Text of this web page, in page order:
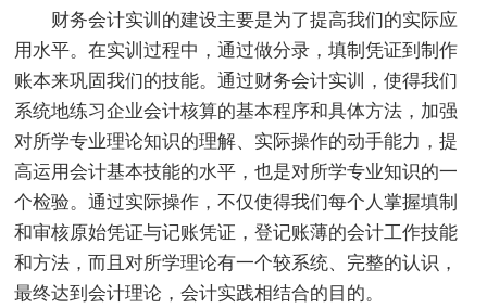
财务会计实训的建设主要是为了提高我们的实际应
用水平。在实训过程中，通过做分录，填制凭证到制作
账本来巩固我们的技能。通过财务会计实训，使得我们
系统地练习企业会计核算的基本程序和具体方法，加强
对所学专业理论知识的理解、实际操作的动手能力，提
高运用会计基本技能的水平，也是对所学专业知识的一
个检验。通过实际操作，不仅使得我们每个人掌握填制
和审核原始凭证与记账凭证，登记账薄的会计工作技能
和方法，而且对所学理论有一个较系统、完整的认识，
最终达到会计理论，会计实践相结合的目的。